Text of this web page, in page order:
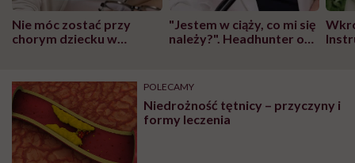
Nie móc zostać przy
chorym dziecku w
może chyba tylko
głupota i brak
wyobraźni"
"Jestem w ciąży, co mi się
należy?". Headhunter o
pracy
POLECAMY
Niedrożność tętnicy – przyczyny i
formy leczenia